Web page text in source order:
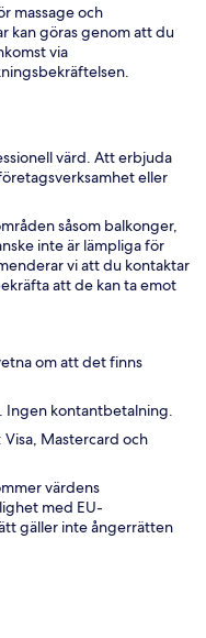
massage och
kan göras genom att du
via
värd. Att erbjuda
eller
såsom balkonger,
inte är lämpliga för
vi att du kontaktar
att de kan ta emot
om att det finns
Ingen kontantbetalning.
Mastercard och
värdens
med EU-
gäller inte ångerrätten